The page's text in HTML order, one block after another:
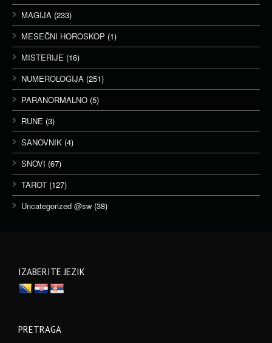
MAGIJA (233)
MESEČNI HOROSKOP (1)
MISTERIJE (16)
NUMEROLOGIJA (251)
PARANORMALNO (5)
RUNE (3)
SANOVNIK (4)
SNOVI (67)
TAROT (127)
Uncategorized @sw (38)
IZABERITE JEZIK
PRETRAGA